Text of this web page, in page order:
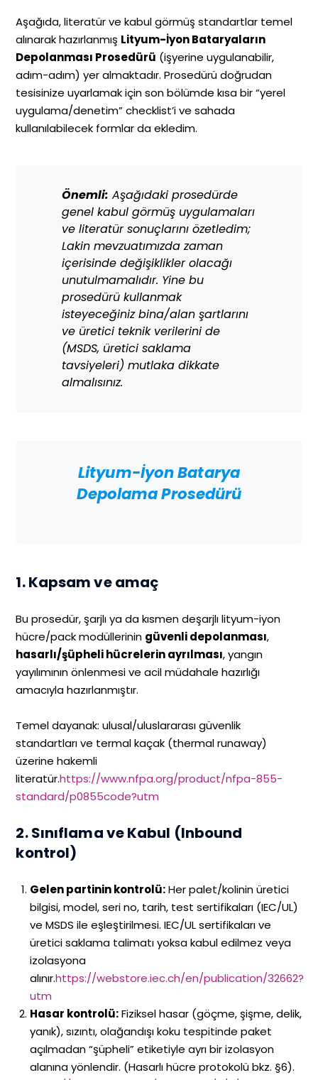
Aşağıda, literatür ve kabul görmüş standartlar temel
alınarak hazırlanmış Lityum-İyon Bataryaların
Depolanması Prosedürü (işyerine uygulanabilir,
adım-adım) yer almaktadır. Prosedürü doğrudan
tesisinize uyarlamak için son bölümde kısa bir “yerel
uygulama/denetim” checklist’i ve sahada
kullanılabilecek formlar da ekledim.
Önemli: Aşağıdaki prosedürde
genel kabul görmüş uygulamaları
ve literatür sonuçlarını özetledim;
Lakin mevzuatımızda zaman
içerisinde değişiklikler olacağı
unutulmamalıdır. Yine bu
prosedürü kullanmak
isteyeceğiniz bina/alan şartlarını
ve üretici teknik verilerini de
(MSDS, üretici saklama
tavsiyeleri) mutlaka dikkate
almalısınız.
Lityum-İyon Batarya
Depolama Prosedürü
1. Kapsam ve amaç
Bu prosedür, şarjlı ya da kısmen deşarjlı lityum-iyon
hücre/pack modüllerinin güvenli depolanması,
hasarlı/şüpheli hücrelerin ayrılması, yangın
yayılımının önlenmesi ve acil müdahale hazırlığı
amacıyla hazırlanmıştır.
Temel dayanak: ulusal/uluslararası güvenlik
standartları ve termal kaçak (thermal runaway)
üzerine hakemli
literatür.https://www.nfpa.org/product/nfpa-855-
standard/p0855code?utm
2. Sınıflama ve Kabul (Inbound
kontrol)
Gelen partinin kontrolü:Her palet/kolinin üretici
bilgisi, model, seri no, tarih, test sertifikaları (IEC/UL)
ve MSDS ile eşleştirilmesi. IEC/UL sertifikaları ve
üretici saklama talimatı yoksa kabul edilmez veya
izolasyona
alınır.https://webstore.iec.ch/en/publication/32662?
utm
Hasar kontrolü:Fiziksel hasar (göçme, şişme, delik,
yanık), sızıntı, olağandışı koku tespitinde paket
açılmadan “şüpheli” etiketiyle ayrı bir izolasyon
alanına yönlendir. (Hasarlı hücre protokolü bkz. §6).